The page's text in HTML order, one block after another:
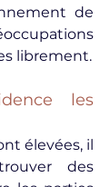
de
librement.
les
élevées, il
des